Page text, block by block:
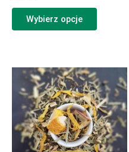
Wybierz opcje
produkt
ma
wiele
Opcje